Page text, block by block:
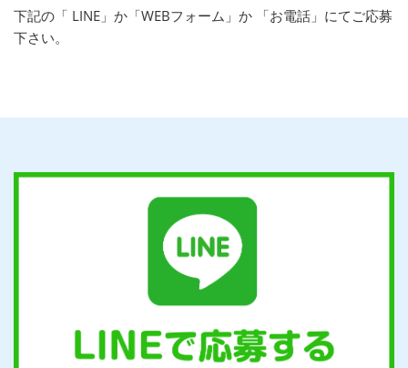
下記の「 LINE」か「WEBフォーム」か 「お電話」にてご応募
下さい。